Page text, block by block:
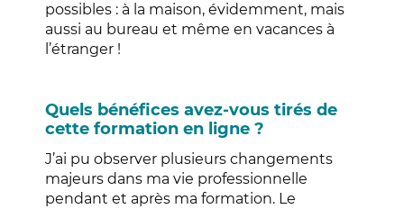
possibles : à la maison, évidemment, mais
aussi au bureau et même en vacances à
l’étranger !
Quels bénéfices avez-vous tirés de
cette formation en ligne ?
J’ai pu observer plusieurs changements
majeurs dans ma vie professionnelle
pendant et après ma formation. Le